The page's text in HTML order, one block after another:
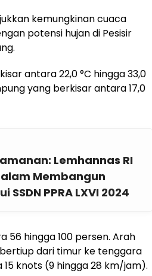
kemungkinan cuaca
potensi hujan di Pesisir
antara 22,0 °C hingga 33,0
yang berkisar antara 17,0
Lemhannas RI
Membangun
PPRA LXVI 2024
56 hingga 100 persen. Arah
dari timur ke tenggara
knots (9 hingga 28 km/jam).